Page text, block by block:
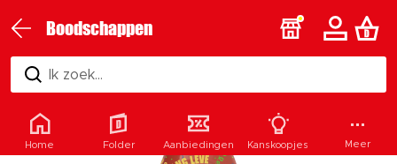
Boodschappen
Ik zoek...
Home Folder Aanbiedingen Kanskoopjes Meer